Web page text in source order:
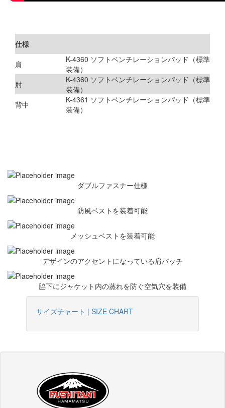
仕様
肩
K-4360 ソフトベンチレーションパッド（標準
装備）
肘
K-4360 ソフトベンチレーションパッド（標準
装備）
背中
K-4361 ソフトベンチレーションパッド（標準
装備）
ダブルファスナー仕様
防風ベストを装着可能
メッシュベストを装着可能
デザインのアクセントになっている肩パッチ
脇下にジャケット内の蒸れを防ぐ空気穴を装備
サイズチャート | SIZE CHART